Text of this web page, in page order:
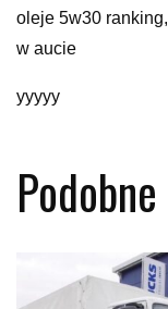
oleje 5w30
w aucie
yyyyy